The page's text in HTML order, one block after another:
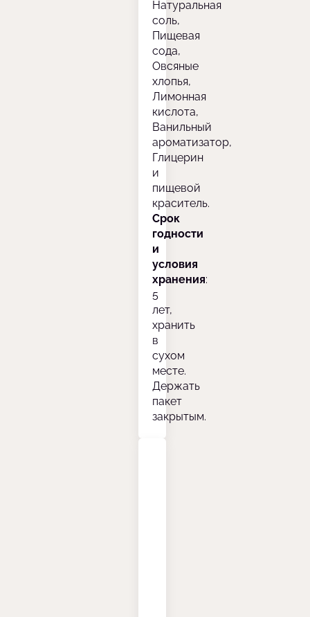
Натуральная
соль,
Пищевая
сода,
Овсяные
хлопья,
Лимонная
кислота,
Ванильный
ароматизатор,
Глицерин
и
пищевой
краситель.
Срок
годности
и
условия
хранения:
5
лет,
хранить
в
сухом
месте.
Держать
пакет
закрытым.